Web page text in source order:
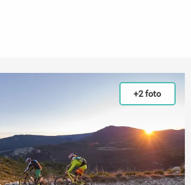
+2 foto